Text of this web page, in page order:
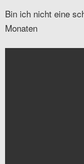
Bin ich nicht eine
Monaten